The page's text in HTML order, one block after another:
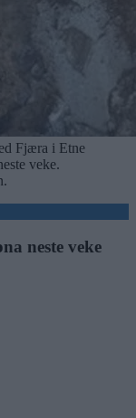
Fjæra i Etne
veke.
neste veke